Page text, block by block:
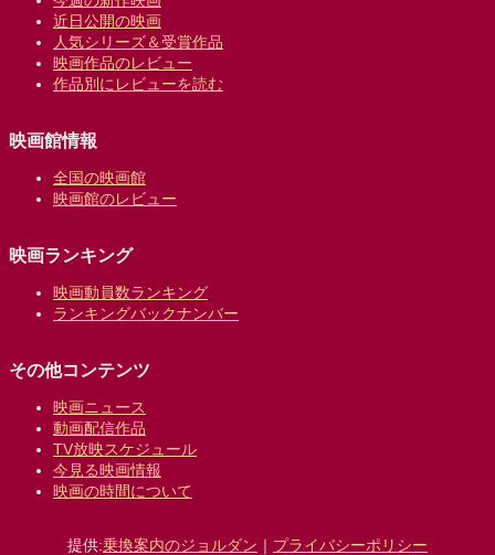
近日公開の映画
人気シリーズ＆受賞作品
映画作品のレビュー
作品別にレビューを読む
映画館情報
全国の映画館
映画館のレビュー
映画ランキング
映画動員数ランキング
ランキングバックナンバー
その他コンテンツ
映画ニュース
動画配信作品
TV放映スケジュール
今見る映画情報
映画の時間について
提供:乗換案内のジョルダン ｜ プライバシーポリシー